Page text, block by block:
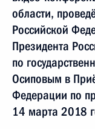
области,
Российской
Президента
по
Осиповым в
Федерации по
14 марта 2018